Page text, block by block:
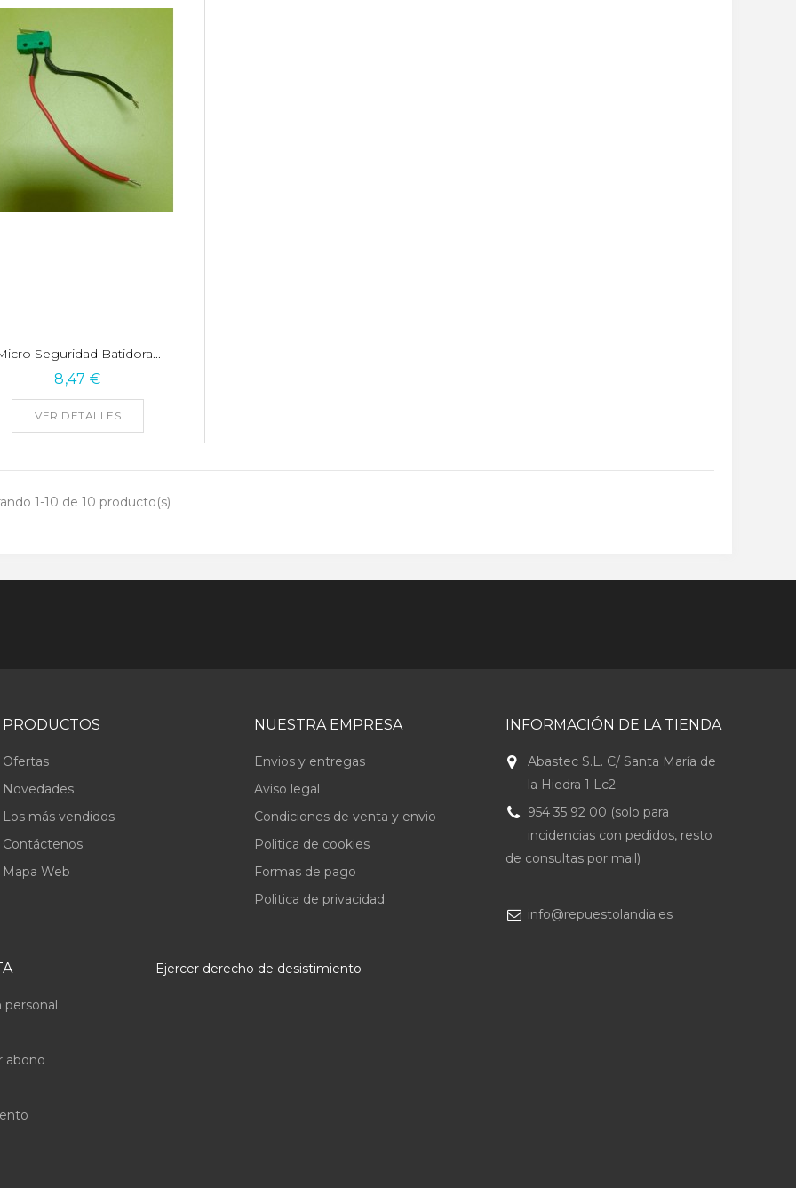
Seguridad Batidora...
8,47 €
VER DETALLES
1-10 de 10 producto(s)
PRODUCTOS
Ofertas
Novedades
Los más vendidos
Contáctenos
Mapa Web
NUESTRA EMPRESA
Envios y entregas
Aviso legal
Condiciones de venta y envio
Politica de cookies
Formas de pago
Politica de privacidad
INFORMACIÓN DE LA TIENDA
Abastec S.L. C/ Santa María de
la Hiedra 1 Lc2
954 35 92 00 (solo para
incidencias con pedidos, resto
de consultas por mail)
info@repuestolandia.es
abono
Ejercer derecho de desistimiento